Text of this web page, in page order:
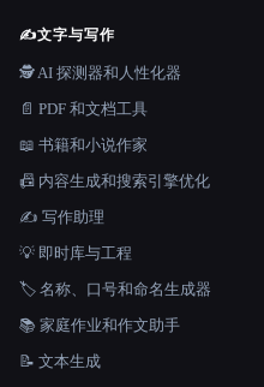
✍️文字与写作
🕵️ AI 探测器和人性化器
📄 PDF 和文档工具
📖 书籍和小说作家
📠 内容生成和搜索引擎优化
✍️ 写作助理
💡 即时库与工程
🏷️ 名称、口号和命名生成器
📚 家庭作业和作文助手
📝 文本生成